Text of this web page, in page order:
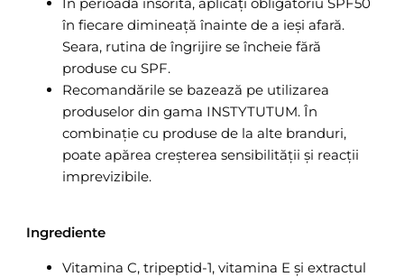
în fiecare dimineață înainte de a ieși afară.
Seara, rutina de îngrijire se încheie fără
produse cu SPF.
Recomandările se bazează pe utilizarea
produselor din gama INSTYTUTUM. În
combinație cu produse de la alte branduri,
poate apărea creșterea sensibilității și reacții
imprevizibile.
Ingrediente
Vitamina C, tripeptid-1, vitamina E și extractul